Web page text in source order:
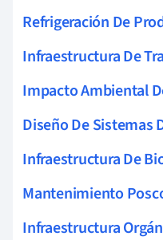
Refrigeración De
Infraestructura De
Impacto Ambiental
Diseño De Sistemas
Infraestructura De
Mantenimiento
Infraestructura